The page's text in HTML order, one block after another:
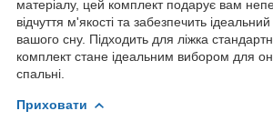
матеріалу, цей комплект подарує вам
відчуття м'якості та забезпечить
вашого сну. Підходить для ліжка
комплект стане ідеальним вибором для
спальні.
Приховати